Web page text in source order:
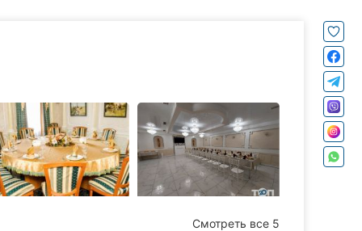
Смотреть все 5